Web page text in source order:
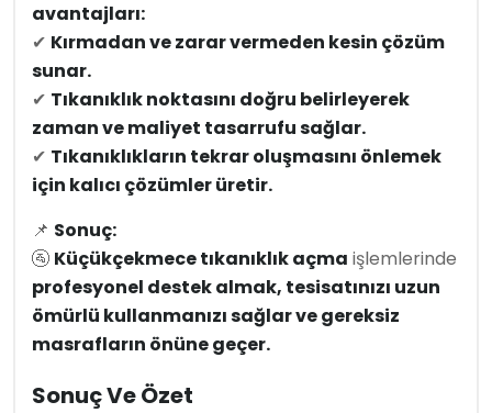
avantajları:
✔ Kırmadan ve zarar vermeden kesin çözüm
sunar.
✔ Tıkanıklık noktasını doğru belirleyerek
zaman ve maliyet tasarrufu sağlar.
✔ Tıkanıklıkların tekrar oluşmasını önlemek
için kalıcı çözümler üretir.
📌 Sonuç:
🚰 Küçükçekmece tıkanıklık açma işlemlerinde
profesyonel destek almak, tesisatınızı uzun
ömürlü kullanmanızı sağlar ve gereksiz
masrafların önüne geçer.
Sonuç Ve Özet